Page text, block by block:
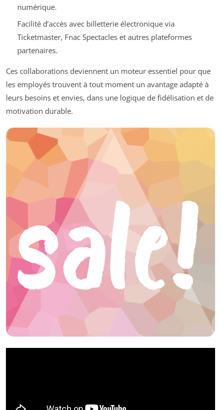
numérique.
Facilité d’accès avec billetterie électronique via
Ticketmaster, Fnac Spectacles et autres plateformes
partenaires.
Ces collaborations deviennent un moteur essentiel pour que
les employés trouvent à tout moment un avantage adapté à
leurs besoins et envies, dans une logique de fidélisation et de
motivation durable.